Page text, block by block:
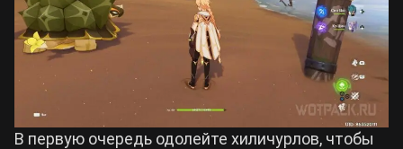
В первую очередь одолейте хиличурлов, чтобы